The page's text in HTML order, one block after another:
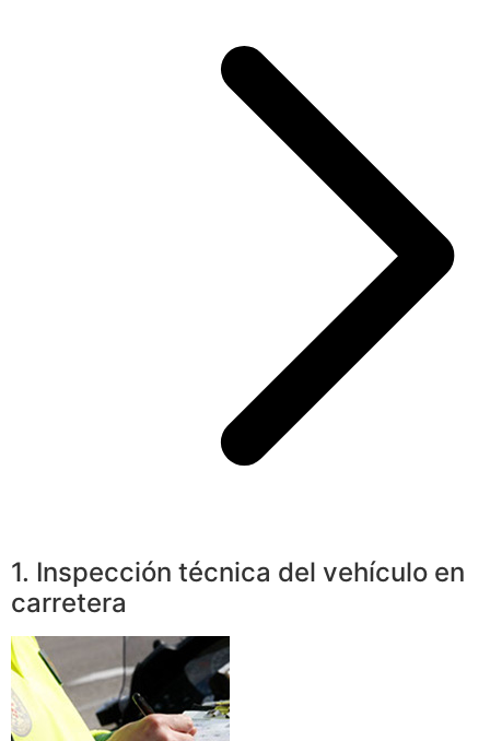
1. Inspección técnica del vehículo en
carretera